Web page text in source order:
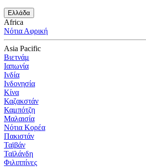
Ελλάδα
Africa
Νότια Αφρική
Asia Pacific
Βιετνάμ
Ιαπωνία
Ινδία
Ινδονησία
Κίνα
Καζακστάν
Καμπότζη
Μαλαισία
Νότια Κορέα
Πακιστάν
Ταϊβάν
Ταϊλάνδη
Φιλιππίνες